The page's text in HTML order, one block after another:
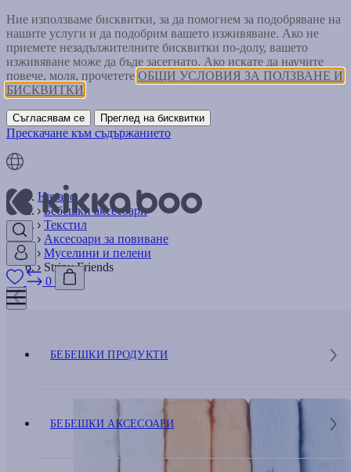
Ние използваме бисквитки, за да помогнем за подобряване на
нашите услуги и да подобрим вашето изживяване. Ако не
приемете незадължителните бисквитки по-долу, вашето
изживяване може да бъде засегнато. Ако искате да научите
повече, моля, прочетете ОБЩИ УСЛОВИЯ ЗА ПОЛЗВАНЕ И
БИСКВИТКИ
Съгласявам се Преглед на бисквитки
Прескачане към съдържанието
0
БЕБЕШКИ ПРОДУКТИ
БЕБЕШКИ АКСЕСОАРИ
Начало
Бебешки аксесоари
Текстил
Аксесоари за повиване
Муселини и пелени
Stripy Friends